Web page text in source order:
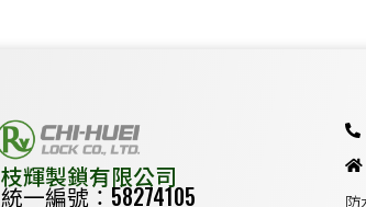
枝輝製鎖有限公司
統一編號：58274105 防